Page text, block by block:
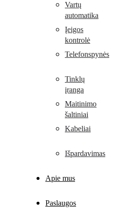
Vartų
automatika
Įeigos
kontrolė
Telefonspynės
Tinklų
įranga
Maitinimo
šaltiniai
Kabeliai
Išpardavimas
Apie mus
Paslaugos